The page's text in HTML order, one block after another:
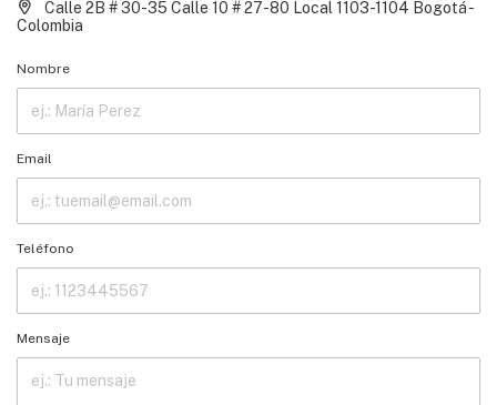
Calle 2B # 30-35 Calle 10 # 27-80 Local 1103-1104 Bogotá -
Colombia
Nombre
Email
Teléfono
Mensaje